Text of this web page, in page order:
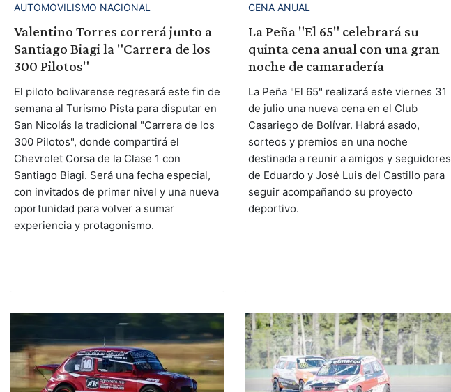
AUTOMOVILISMO NACIONAL
Valentino Torres correrá junto a
Santiago Biagi la "Carrera de los
300 Pilotos"
El piloto bolivarense regresará este fin de
semana al Turismo Pista para disputar en
San Nicolás la tradicional "Carrera de los
300 Pilotos", donde compartirá el
Chevrolet Corsa de la Clase 1 con
Santiago Biagi. Será una fecha especial,
con invitados de primer nivel y una nueva
oportunidad para volver a sumar
experiencia y protagonismo.
CENA ANUAL
La Peña "El 65" celebrará su
quinta cena anual con una gran
noche de camaradería
La Peña "El 65" realizará este viernes 31
de julio una nueva cena en el Club
Casariego de Bolívar. Habrá asado,
sorteos y premios en una noche
destinada a reunir a amigos y seguidores
de Eduardo y José Luis del Castillo para
seguir acompañando su proyecto
deportivo.